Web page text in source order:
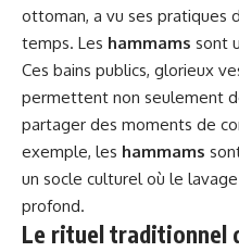
ottoman, a vu ses pratiques
temps. Les hammams sont
Ces bains publics, glorieux
permettent non seulement
partager des moments de
exemple, les hammams
un socle culturel où le
profond.
Le rituel traditionnel